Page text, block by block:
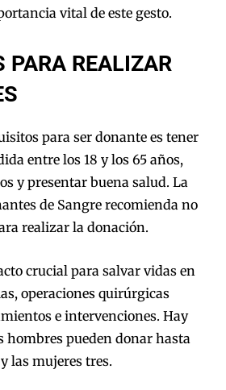
vital de este gesto.
PARA REALIZAR
para ser donante es tener
entre los 18 y los 65 años,
y presentar buena salud. La
de Sangre recomienda no
realizar la donación.
crucial para salvar vidas en
operaciones quirúrgicas
e intervenciones. Hay
hombres pueden donar hasta
las mujeres tres.